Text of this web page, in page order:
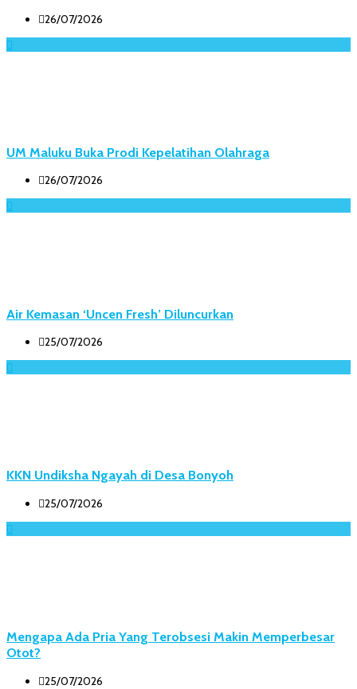
26/07/2026
UM Maluku Buka Prodi Kepelatihan Olahraga
26/07/2026
Air Kemasan ‘Uncen Fresh’ Diluncurkan
25/07/2026
KKN Undiksha Ngayah di Desa Bonyoh
25/07/2026
Mengapa Ada Pria Yang Terobsesi Makin Memperbesar
Otot?
25/07/2026